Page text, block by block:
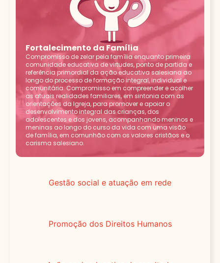
Gestão social e atuação em rede
Promoção dos Direitos Humanos
Fortalecimento da Família
Compromisso de zelar pela família enquanto primeira
comunidade educativa de virtudes, ponto de partida e
referência primordial da ação educativa salesiana ao
longo do processo de formação integral, individual e
comunitária. Compromisso em compreender e acolher
as atuais realidades familiares, em sintonia com as
orientações da Igreja, para promover e apoiar o
desenvolvimento integral das crianças, dos
adolescentes e dos jovens, acompanhando meninos e
meninas ao longo do curso da vida com uma visão
de família, em comunhão com os valores cristãos e o
carisma salesiano.